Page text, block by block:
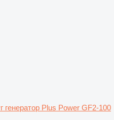
генератор Plus Power GF2-100